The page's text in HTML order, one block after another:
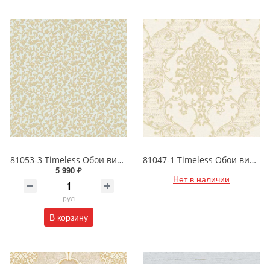
81053-3 Timeless Обои виниловые на бумажной основе 1.06*15.5
5 990 ₽
рул
В корзину
81047-1 Timeless Обои виниловые на бумажной основе 1.06*15.5
Нет в наличии